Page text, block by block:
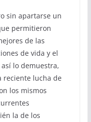
sin apartarse un
permitieron
de las
de vida y el
lo demuestra,
reciente lucha de
los mismos
la de los